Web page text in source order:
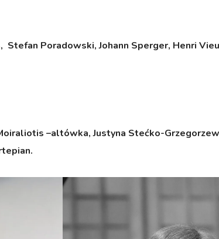
Stefan Poradowski, Johann Sperger, Henri
–altówka,Justyna Stećko-